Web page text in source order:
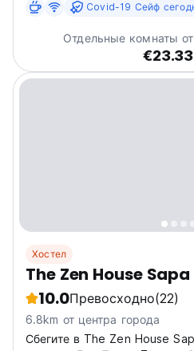
древние каменные поля и...
Covid-19 Сейф
Отдельные комнаты от
€23.33
Хостел
The Zen House Sapa
10.0Превосходно(22)
6.8km от центра города
Сбегите в The Zen House